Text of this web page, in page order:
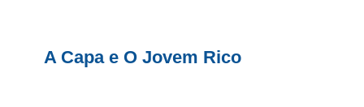
A Capa e O Jovem Rico